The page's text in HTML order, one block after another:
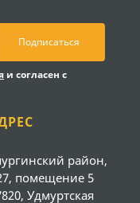
Подписаться
и согласен с
район,
помещение 5
Удмуртская